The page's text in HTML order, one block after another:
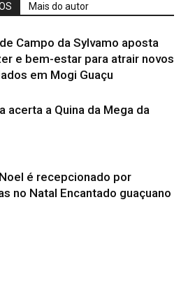
Mais do autor
Campo da Sylvamo aposta
e bem-estar para atrair novos
em Mogi Guaçu
acerta a Quina da Mega da
é recepcionado por
no Natal Encantado guaçuano